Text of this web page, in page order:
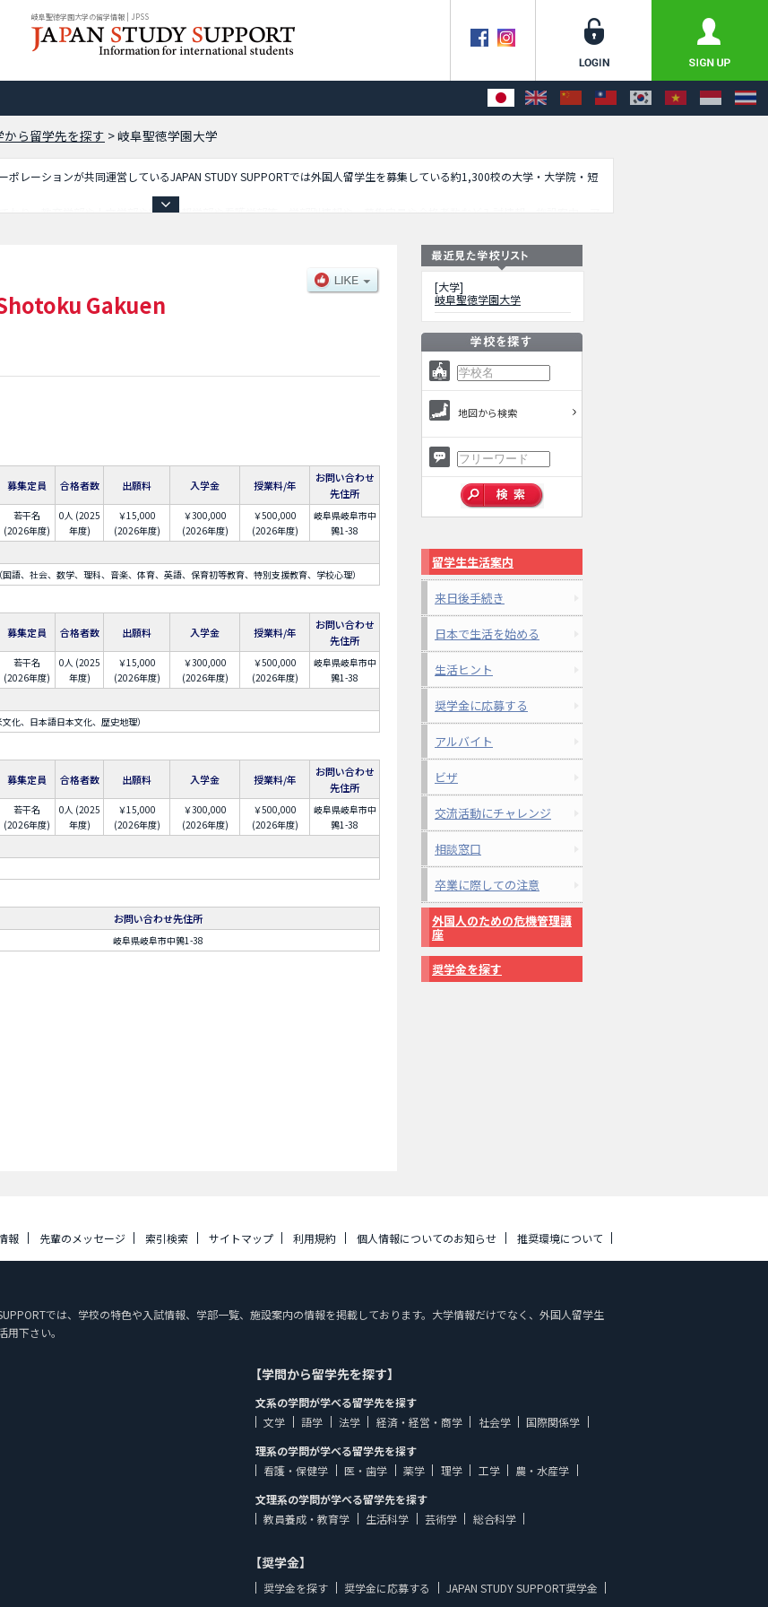
岐阜聖徳学園大学の留学情報 | JPSS
ら留学先を探す >岐阜聖徳学園大学
レーションが共同運営しているJAPAN STUDY SUPPORTでは外国人留学生を募集している約1,300校の大学・大学院・短
り、教育学部や人文学部や経済情報学部や看護学部等、学部別情報や、募集定員や合格者数など入試情報、施設案内、ア
Gakuen
募集定員 合格者数 出願料 入学金 授業料/年
お問い合わせ
先住所
若干名
(2026年度)
0人 (2025
年度)
￥15,000
(2026年度)
￥300,000
(2026年度)
￥500,000
(2026年度)
岐阜県岐阜市中
鶉1-38
語、社会、数学、理科、音楽、体育、英語、保育初等教育、特別支援教育、学校心理）
募集定員 合格者数 出願料 入学金 授業料/年
お問い合わせ
先住所
若干名
(2026年度)
0人 (2025
年度)
￥15,000
(2026年度)
￥300,000
(2026年度)
￥500,000
(2026年度)
岐阜県岐阜市中
鶉1-38
化、日本語日本文化、歴史地理）
募集定員 合格者数 出願料 入学金 授業料/年
お問い合わせ
先住所
若干名
(2026年度)
0人 (2025
年度)
￥15,000
(2026年度)
￥300,000
(2026年度)
￥500,000
(2026年度)
岐阜県岐阜市中
鶉1-38
お問い合わせ先住所
岐阜県岐阜市中鶉1-38
[大学]
岐阜聖徳学園大学
地図から検索
留学生生活案内
来日後手続き
日本で生活を始める
生活ヒント
奨学金に応募する
アルバイト
ビザ
交流活動にチャレンジ
相談窓口
卒業に際しての注意
外国人のための危機管理講
座
奨学金を探す
報 先輩のメッセージ 索引検索 サイトマップ 利用規約 個人情報についてのお知らせ 推奨環境について
では、学校の特色や入試情報、学部一覧、施設案内の情報を掲載しております。大学情報だけでなく、外国人留学生
下さい。
【学問から留学先を探す】
文系の学問が学べる留学先を探す
文学
語学 法学 経済・経営・商学 社会学
国際関係学
理系の学問が学べる留学先を探す
看護・保健学
医・歯学 薬学 理学 工学
農・水産学
文理系の学問が学べる留学先を探す
教員養成・教育学
生活科学 芸術学 総合科学
【奨学金】
奨学金を探す 奨学金に応募する JAPAN STUDY SUPPORT奨学金